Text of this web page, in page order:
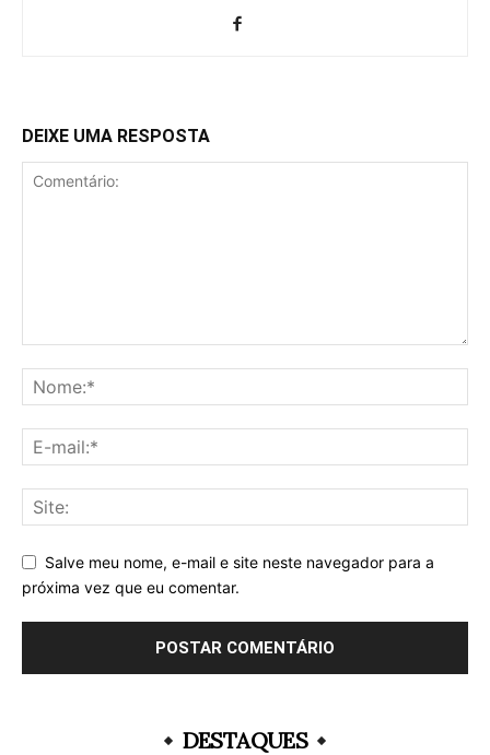
DEIXE UMA RESPOSTA
Salve meu nome, e-mail e site neste navegador para a
próxima vez que eu comentar.
DESTAQUES